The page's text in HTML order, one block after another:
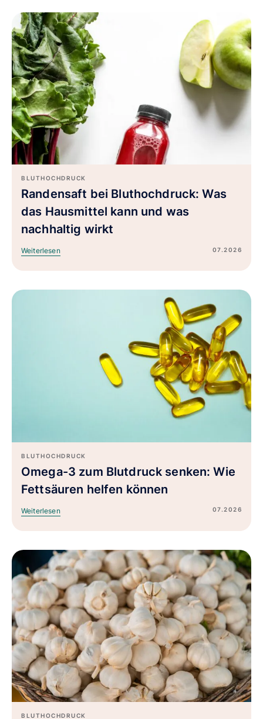
BLUTHOCHDRUCK
Randensaft bei Bluthochdruck: Was
das Hausmittel kann und was
nachhaltig wirkt
Weiterlesen 07.2026
BLUTHOCHDRUCK
Omega-3 zum Blutdruck senken: Wie
Fettsäuren helfen können
Weiterlesen 07.2026
BLUTHOCHDRUCK